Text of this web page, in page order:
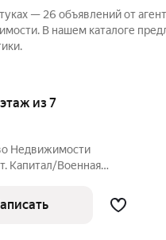
— 26 объявлений от
В нашем каталоге
из 7
Недвижимоcти
Kaпитaл/Военная
- Площадь квартиры